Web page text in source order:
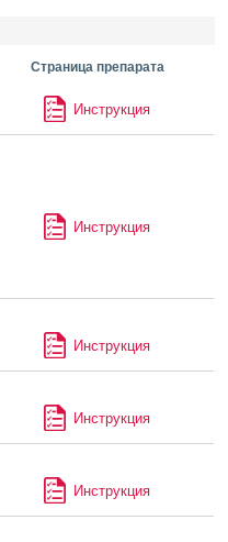
Страница препарата
Инструкция
Инструкция
Инструкция
Инструкция
Инструкция